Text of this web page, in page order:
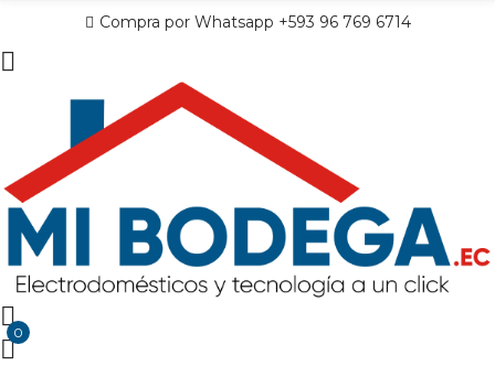
Compra por Whatsapp +593 96 769 6714
0